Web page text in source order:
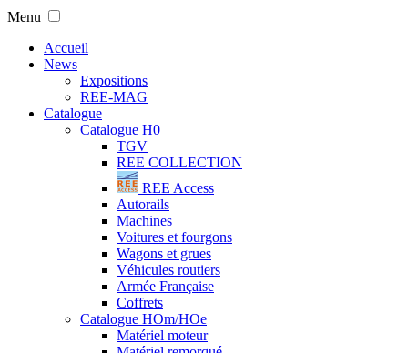
Menu
Accueil
News
Expositions
REE-MAG
Catalogue
Catalogue H0
TGV
REE COLLECTION
REE Access
Autorails
Machines
Voitures et fourgons
Wagons et grues
Véhicules routiers
Armée Française
Coffrets
Catalogue HOm/HOe
Matériel moteur